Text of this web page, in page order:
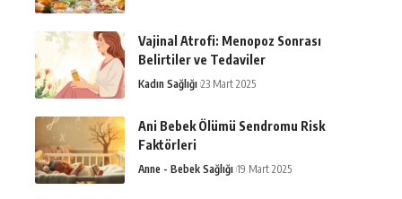
Vajinal Atrofi: Menopoz Sonrası
Belirtiler ve Tedaviler
Kadın Sağlığı 23 Mart 2025
Ani Bebek Ölümü Sendromu Risk
Faktörleri
Anne - Bebek Sağlığı 19 Mart 2025